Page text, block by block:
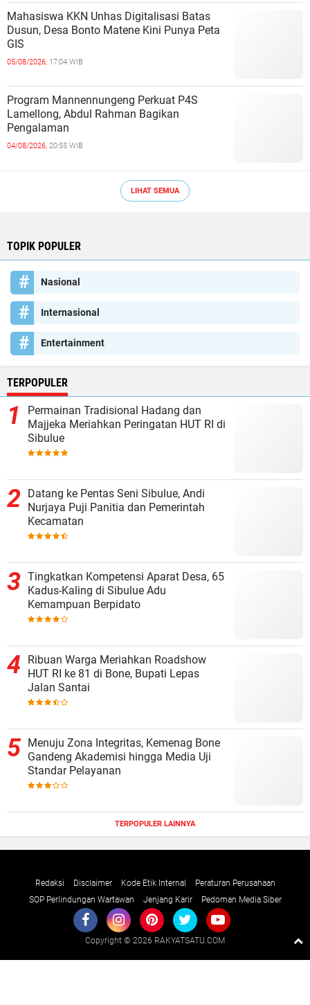
Mahasiswa KKN Unhas Digitalisasi Batas
Dusun, Desa Bonto Matene Kini Punya Peta
GIS
05/08/2026, 17:04 WIB
Program Mannennungeng Perkuat P4S
Lamellong, Abdul Rahman Bagikan
Pengalaman
04/08/2026, 20:55 WIB
LIHAT SEMUA
TOPIK POPULER
Nasional
Internasional
Entertainment
TERPOPULER
Permainan Tradisional Hadang dan
Majjeka Meriahkan Peringatan HUT RI di
Sibulue
Datang ke Pentas Seni Sibulue, Andi
Nurjaya Puji Panitia dan Pemerintah
Kecamatan
Tingkatkan Kompetensi Aparat Desa, 65
Kadus-Kaling di Sibulue Adu
Kemampuan Berpidato
Ribuan Warga Meriahkan Roadshow
HUT RI ke 81 di Bone, Bupati Lepas
Jalan Santai
Menuju Zona Integritas, Kemenag Bone
Gandeng Akademisi hingga Media Uji
Standar Pelayanan
TERPOPULER LAINNYA
Redaksi Disclaimer Kode Etik Internal
Peraturan Perusahaan
SOP Perlindungan Wartawan
Jenjang Karir Pedoman Media Siber
Copyright © 2026 RAKYATSATU.COM
Raushan